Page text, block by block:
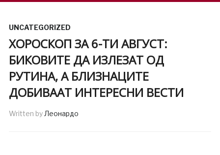
UNCATEGORIZED
ХОРОСКОП ЗА 6-ТИ АВГУСТ:
БИКОВИТЕ ДА ИЗЛЕЗАТ ОД
РУТИНА, А БЛИЗНАЦИТЕ
ДОБИВААТ ИНТЕРЕСНИ ВЕСТИ
Written byЛеонардо